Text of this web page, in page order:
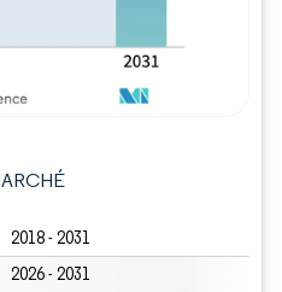
2018 - 2031
2026 - 2031